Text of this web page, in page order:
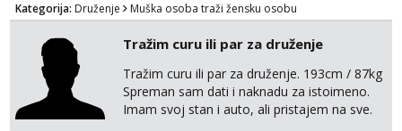
Kategorija: Druženje Muška osoba traži žensku osobu
Tražim curu ili par za druženje
Tražim curu ili par za druženje. 193cm / 87kg
Spreman sam dati i naknadu za istoimeno.
Imam svoj stan i auto, ali pristajem na sve.